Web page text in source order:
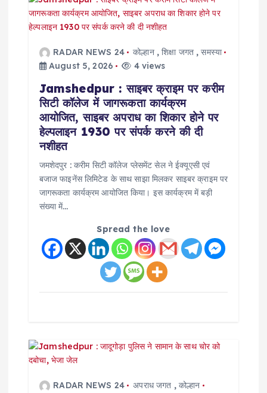
RADAR NEWS 24 कोल्हान,शिक्षा जगत,समस्या
August 5, 2026
4 views
Jamshedpur : साइबर क्राइम पर करीम
सिटी कॉलेज में जागरूकता कार्यक्रम
आयोजित, साइबर अपराध का शिकार होने पर
हेल्पलाइन 1930 पर संपर्क करने की दी
नशीहत
जमशेदपुर : करीम सिटी कॉलेज प्लेसमेंट सेल ने ईक्यूएसी एवं
बजाज फाइनेंस लिमिटेड के साथ साझा मिलकर साइबर क्राइम पर
जागरूकता कार्यक्रम आयोजित किया। इस कार्यक्रम में बड़ी
संख्या में…
Spread the love
RADAR NEWS 24 अपराध जगत , कोल्हान